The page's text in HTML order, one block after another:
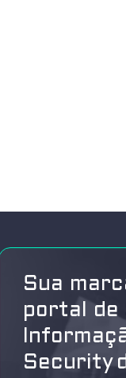
Sua
portal de
Security